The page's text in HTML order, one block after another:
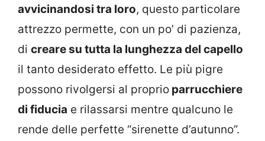
avvicinandosi tra loro, questo particolare
attrezzo permette, con un po’ di pazienza,
di creare su tutta la lunghezza del capello
il tanto desiderato effetto. Le più pigre
possono rivolgersi al proprio parrucchiere
di fiducia e rilassarsi mentre qualcuno le
rende delle perfette “sirenette d’autunno”.